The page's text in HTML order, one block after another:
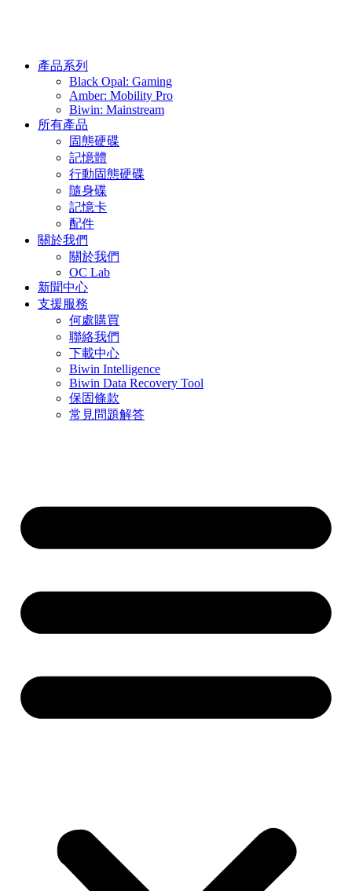
產品系列
Black Opal: Gaming
Amber: Mobility Pro
Biwin: Mainstream
所有產品
固態硬碟
記憶體
行動固態硬碟
隨身碟
記憶卡
配件
關於我們
關於我們
OC Lab
新聞中心
支援服務
何處購買
聯絡我們
下載中心
Biwin Intelligence
Biwin Data Recovery Tool
保固條款
常見問題解答